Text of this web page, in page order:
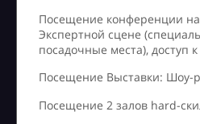
Посещение конференции
Экспертной сцене
посадочные места), доступ
Посещение Выставки: Шоу-
Посещение 2 залов hard-